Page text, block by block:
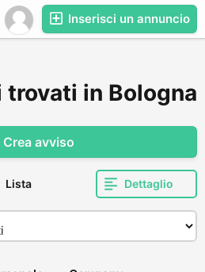
Inserisci un annuncio
in Bologna
Crea avviso
Lista Dettaglio